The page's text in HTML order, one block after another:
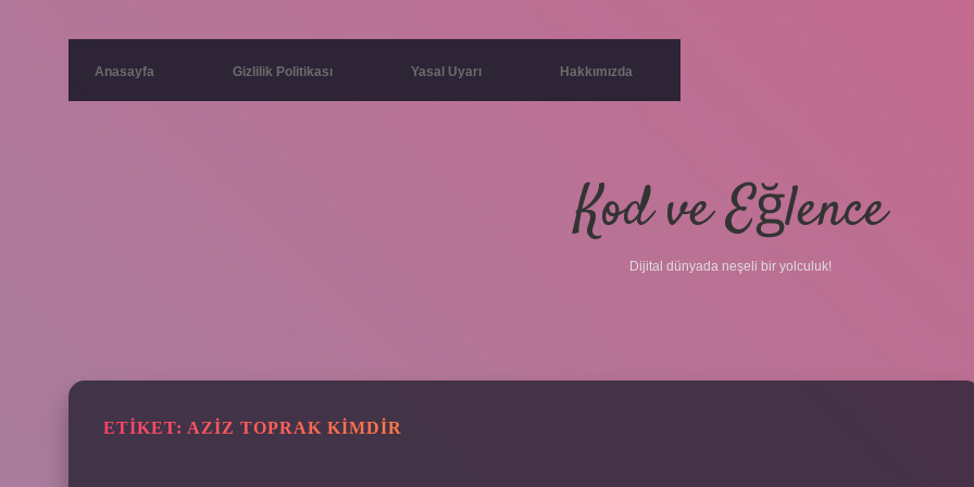
Anasayfa Gizlilik Politikası Yasal Uyarı Hakkımızda
Kod ve Eğlence
Dijital dünyada neşeli bir yolculuk!
ETIKET: AZIZ TOPRAK KIMDIR